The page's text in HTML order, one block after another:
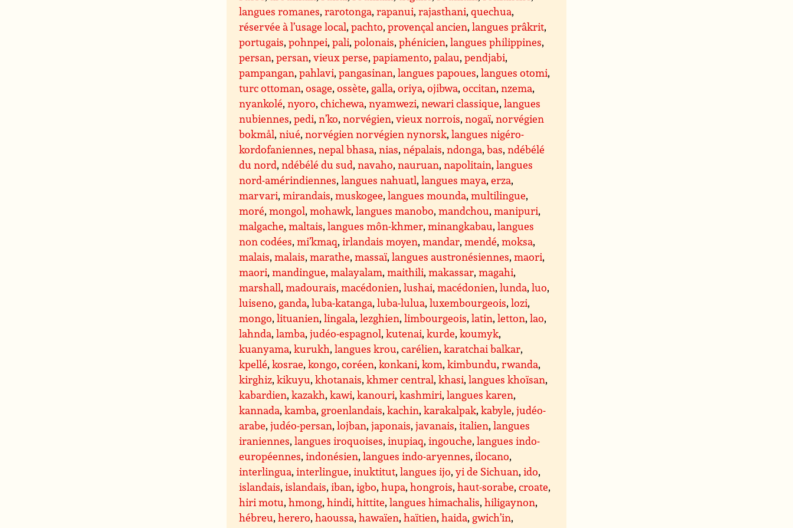
langues romanes,rarotonga,rapanui,rajasthani,quechua,
réservée à l’usage local,pachto,provençal ancien,langues prâkrit,
portugais,pohnpei,pali,polonais,phénicien,langues philippines,
persan,persan,vieux perse,papiamento,palau,pendjabi,
pampangan,pahlavi,pangasinan,langues papoues,langues otomi,
turc ottoman,osage,ossète, galla,oriya,ojibwa,occitan,nzema,
nyankolé,nyoro,chichewa,nyamwezi,newari classique,langues
nubiennes,pedi,n’ko,norvégien,vieux norrois,nogaï,norvégien
bokmål,niué,norvégien norvégien nynorsk,langues nigéro-
kordofaniennes,nepal bhasa,nias,népalais,ndonga,bas,ndébélé
du nord,ndébélé du sud,navaho,nauruan,napolitain,langues
nord-amérindiennes,langues nahuatl,langues maya,erza,
marvari,mirandais,muskogee,langues mounda,multilingue,
moré,mongol,mohawk,langues manobo,mandchou,manipuri,
malgache,maltais,langues môn-khmer,minangkabau,langues
non codées,mi’kmaq,irlandais moyen,mandar,mendé,moksa,
malais,malais,marathe,massaï,langues austronésiennes,maori,
maori,mandingue,malayalam,maithili,makassar,magahi,
marshall,madourais,macédonien,lushai,macédonien,lunda,luo,
luiseno, ganda,luba-katanga,luba-lulua,luxembourgeois,lozi,
mongo,lituanien,lingala,lezghien,limbourgeois,latin,letton,lao,
lahnda,lamba,judéo-espagnol,kutenai,kurde,koumyk,
kuanyama,kurukh,langues krou,carélien,karatchai balkar,
kpellé,kosrae,kongo,coréen,konkani,kom,kimbundu,rwanda,
kirghiz,kikuyu,khotanais,khmer central,khasi,langues khoïsan,
kabardien,kazakh,kawi,kanouri,kashmiri,langues karen,
kannada,kamba, groenlandais,kachin,karakalpak,kabyle,judéo-
arabe,judéo-persan,lojban,japonais,javanais,italien,langues
iraniennes,langues iroquoises,inupiaq,ingouche,langues indo-
européennes,indonésien,langues indo-aryennes,ilocano,
interlingua,interlingue,inuktitut,langues ijo,yi de Sichuan,ido,
islandais,islandais,iban,igbo,hupa,hongrois,haut-sorabe,croate,
hiri motu,hmong,hindi,hittite,langues himachalis,hiligaynon,
hébreu,herero,haoussa,hawaïen,haïtien,haida, gwich’in,